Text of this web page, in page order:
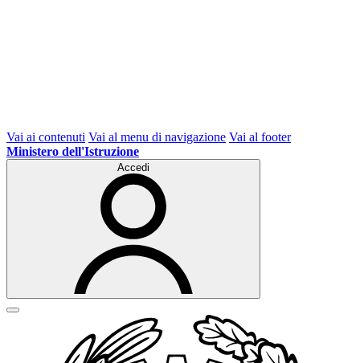
Vai ai contenuti Vai al menu di navigazione Vai al footer
Ministero dell'Istruzione
Accedi